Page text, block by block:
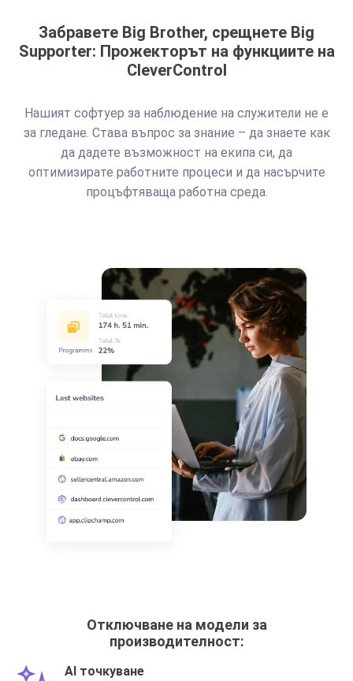
Забравете Big Brother, срещнете Big
Supporter: Прожекторът на функциите на
CleverControl
Нашият софтуер за наблюдение на служители не е
за гледане. Става въпрос за знание – да знаете как
да дадете възможност на екипа си, да
оптимизирате работните процеси и да насърчите
процъфтяваща работна среда.
Отключване на модели за
производителност:
AI точкуване